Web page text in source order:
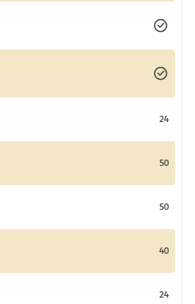
24
50
50
40
24